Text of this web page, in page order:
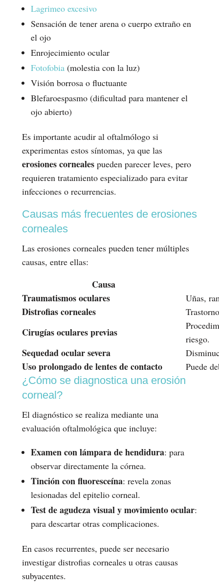
Lagrimeo excesivo
Sensación de tener arena o cuerpo extraño en
el ojo
Enrojecimiento ocular
Fotofobia(molestia con la luz)
Visión borrosa o fluctuante
Blefaroespasmo (dificultad para mantener el
ojo abierto)
Es importante acudir al oftalmólogo si
experimentas estos síntomas, ya que las
erosiones cornealespueden parecer leves, pero
requieren tratamiento especializado para evitar
infecciones o recurrencias.
Causas más frecuentes de erosiones
corneales
Las erosiones corneales pueden tener múltiples
causas, entre ellas:
Causa
Traumatismos oculares
Uñas,
Distrofias corneales
Cirugías oculares previas
riesgo.
Sequedad ocular severa
Uso prolongado de lentes de contacto Puede
¿Cómo se diagnostica una erosión
corneal?
El diagnóstico se realiza mediante una
evaluación oftalmológica que incluye:
Examen con lámpara de hendidura: para
observar directamente la córnea.
Tinción con fluoresceína: revela zonas
lesionadas del epitelio corneal.
Test de agudeza visual y movimiento ocular:
para descartar otras complicaciones.
En casos recurrentes, puede ser necesario
investigar distrofias corneales u otras causas
subyacentes.